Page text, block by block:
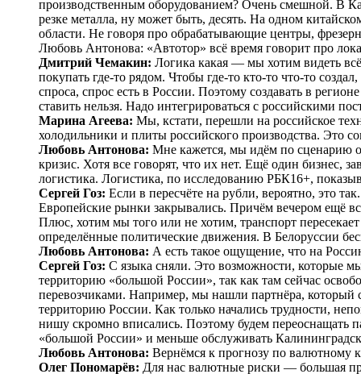
производственным оборудованием? Очень смешной. В
резке металла, ну может быть, десять. На одном
области. Не говоря про обрабатывающие центры,
Любовь Антонова: «Автотор» всё время говорит про
Дмитрий Чемакин: Логика какая — ​мы хотим видеть
покупать где-то рядом. Чтобы где-то кто-то что-то
спроса, спрос есть в России. Поэтому создавать в
ставить нельзя. Надо интегрироваться с российскими
Марина Агеева: Мы, кстати, перешли на российское
холодильники и плиты российского производства. Это
Любовь Антонова: Мне кажется, мы идём по сценарию
кризис. Хотя все говорят, что их нет. Ещё один бизнес,
логистика. Логистика, по исследованию РБК16+,
Сергей Гоз: Если в пересчёте на рубли, вероятно, это
Европейские рынки закрывались. Причём вечером ещё
Плюс, хотим мы того или не хотим, транспорт
определённые политические движения. В Белоруссии
Любовь Антонова: А есть такое ощущение, что на
Сергей Гоз: С языка сняли. Это возможности, которые
территорию «большой России», так как там сейчас
перевозчиками. Например, мы нашли партнёра,
территорию России. Как только начались трудности,
нишу скромно вписались. Поэтому будем переоснащать
«большой России» и меньше обслуживать
Любовь Антонова: Вернёмся к прогнозу по валютному
Олег Пономарёв: Для нас валютные риски — ​большая